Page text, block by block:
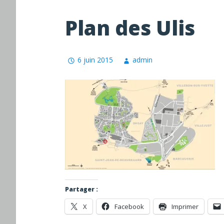
Plan des Ulis
6 juin 2015 admin
Partager :
X Facebook Imprimer